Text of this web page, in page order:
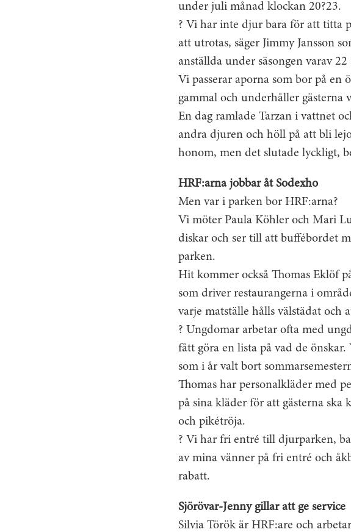
under juli månad klockan 20?23.
? Vi har inte djur bara för att titta
att utrotas, säger Jimmy Jansson
anställda under säsongen varav
Vi passerar aporna som bor på en
gammal och underhåller gästerna
En dag ramlade Tarzan i vattnet
andra djuren och höll på att bli
honom, men det slutade lyckligt,
HRF:arna jobbar åt Sodexho
Men var i parken bor HRF:arna?
Vi möter Paula Köhler och Mari
diskar och ser till att buffébordet
parken.
Hit kommer också Thomas Eklöf
som driver restaurangerna i
varje matställe hålls välstädat och
? Ungdomar arbetar ofta med
fått göra en lista på vad de
som i år valt bort
Thomas har personalkläder med
på sina kläder för att gästerna ska
och pikétröja.
? Vi har fri entré till djurparken,
av mina vänner på fri entré och
rabatt.
Sjörövar-Jenny gillar att ge service
Silvia Török är HRF:are och